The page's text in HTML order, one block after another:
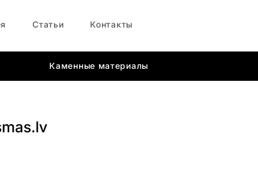
Статьи Контакты
Каменные материалы